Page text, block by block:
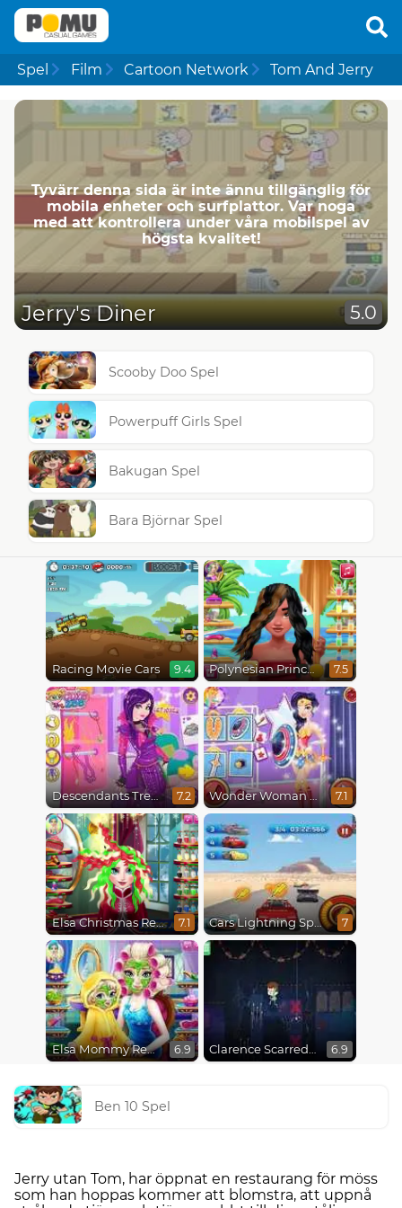
Spel Film Cartoon Network Tom And Jerry
Tyvärr denna sida är inte ännu tillgänglig för
mobila enheter och surfplattor. Var noga
med att kontrollera under våra mobilspel av
högsta kvalitet!
Jerry's Diner 5.0
Scooby Doo Spel
Powerpuff Girls Spel
Bakugan Spel
Bara Björnar Spel
Racing Movie Cars 9.4 Polynesian Princess Real Haircuts 7.5
Descendants Trendsetters 7.2 Wonder Woman Fashion Event 7.1
Elsa Christmas Real Haircuts 7.1 Cars Lightning Speed 7
Elsa Mommy Real Makeover 6.9 Clarence Scarred Silly 6.9
Ben 10 Spel
Jerry utan Tom, har öppnat en restaurang för möss
som han hoppas kommer att blomstra, att uppnå